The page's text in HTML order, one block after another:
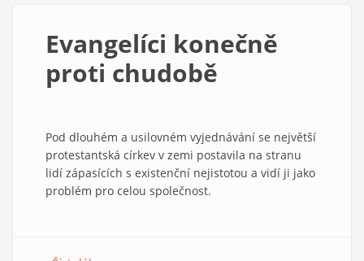
porodních
bolestech
světa
Evangelíci konečně
proti chudobě
Pod dlouhém a usilovném vyjednávání se největší
protestantská církev v zemi postavila na stranu
lidí zápasících s existenční nejistotou a vidí ji jako
problém pro celou společnost.